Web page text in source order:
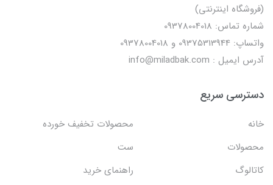
(فروشگاه اینترنتی)
شماره تماس: 09378004018
واتساپ: 09375313944 و 09378004018
آدرس ایمیل : info@miladbak.com
دسترسی سریع
خانه
محصولات تخفیف خورده
محصولات
ست
کاتالوگ
راهنمای خرید